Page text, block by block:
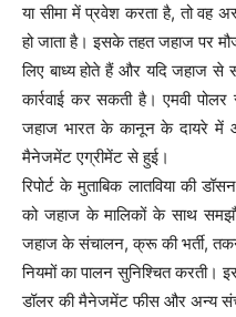
या सीमा में प्रवेश करता है, तो
हो जाता है। इसके तहत जहाज पर
लिए बाध्य होते हैं और यदि जहाज से
कार्रवाई कर सकती है। एमवी पोलर
जहाज भारत के कानून के दायरे में
मैनेजमेंट एग्रीमेंट से हुई।
रिपोर्ट के मुताबिक लातविया की
को जहाज के मालिकों के साथ
जहाज के संचालन, क्रू की भर्ती,
नियमों का पालन सुनिश्चित करती।
डॉलर की मैनेजमेंट फीस और अन्य